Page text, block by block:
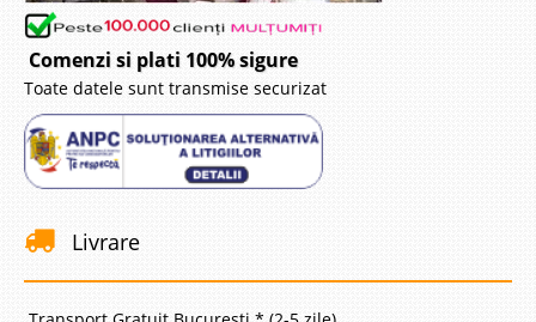
Comenzi si plati 100% sigure
Toate datele sunt transmise securizat
Livrare